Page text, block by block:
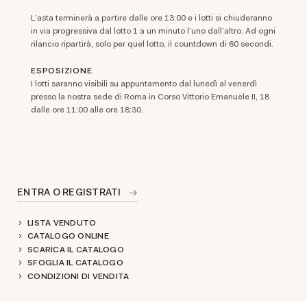
L'asta terminerà a partire dalle ore 13:00 e i lotti si chiuderanno
in via progressiva dal lotto 1 a un minuto l'uno dall'altro. Ad ogni
rilancio ripartirà, solo per quel lotto, il countdown di 60 secondi.
ESPOSIZIONE
I lotti saranno visibili su appuntamento dal lunedì al venerdì
presso la nostra sede di Roma in Corso Vittorio Emanuele II, 18
dalle ore 11:00 alle ore 18:30.
ENTRA O REGISTRATI
LISTA VENDUTO
CATALOGO ONLINE
SCARICA IL CATALOGO
SFOGLIA IL CATALOGO
CONDIZIONI DI VENDITA